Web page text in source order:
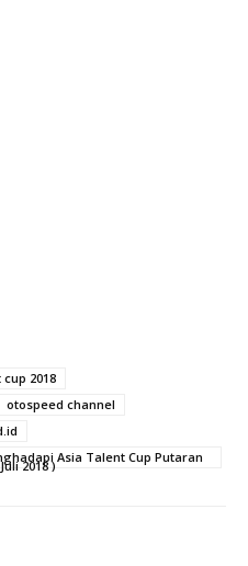
2018
otospeed channel
Asia Talent Cup Putaran
2018 )